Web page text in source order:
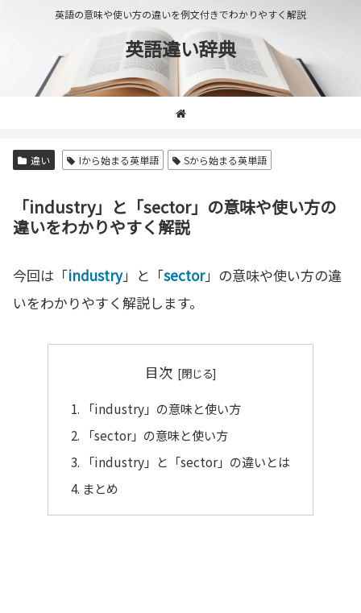
英語の意味や使い方の違いを例文付きでわかりやすく解説
英語違い辞典
違い Iから始まる英単語 Sから始まる英単語
「industry」と「sector」の意味や使い方の
違いをわかりやすく解説
今回は「industry」と「sector」の意味や使い方の違
いをわかりやすく解説します。
目次
「industry」の意味と使い方
「sector」の意味と使い方
「industry」と「sector」の違いとは
まとめ